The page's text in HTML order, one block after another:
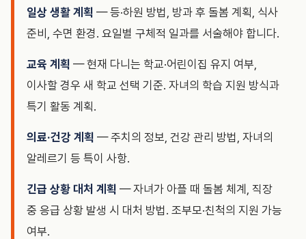
일상 생활 계획 — 등·하원 방법, 방과 후 돌봄 계획, 식사
준비, 수면 환경. 요일별 구체적 일과를 서술해야 합니다.
교육 계획 — 현재 다니는 학교·어린이집 유지 여부,
이사할 경우 새 학교 선택 기준. 자녀의 학습 지원 방식과
특기 활동 계획.
의료·건강 계획 — 주치의 정보, 건강 관리 방법, 자녀의
알레르기 등 특이 사항.
긴급 상황 대처 계획 — 자녀가 아플 때 돌봄 체계, 직장
중 응급 상황 발생 시 대처 방법. 조부모·친척의 지원 가능
여부.